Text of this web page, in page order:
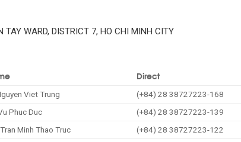
TAY WARD, DISTRICT 7, HO CHI MINH CITY
Direct
Viet Trung (+84) 28 38727223-168
Phuc Duc (+84) 28 38727223-139
Minh Thao Truc (+84) 28 38727223-122